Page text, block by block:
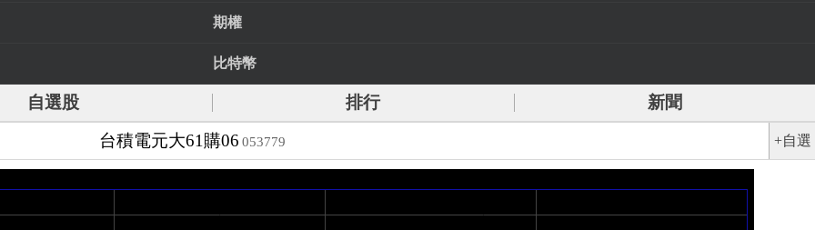
期權
比特幣
自選股 排行
新聞
台積電元大61購06 053779 +自選